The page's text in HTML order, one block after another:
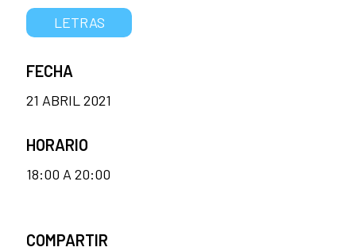
LETRAS
FECHA
21 ABRIL 2021
HORARIO
18:00 A 20:00
COMPARTIR